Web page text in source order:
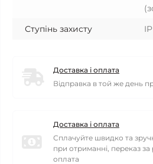
Ступінь захисту
Доставка і оплата
Відправка в той же день
Доставка і оплата
Сплачуйте швидко та
при отриманні, переказ
оплата